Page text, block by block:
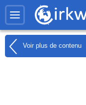
Voir plus de contenu